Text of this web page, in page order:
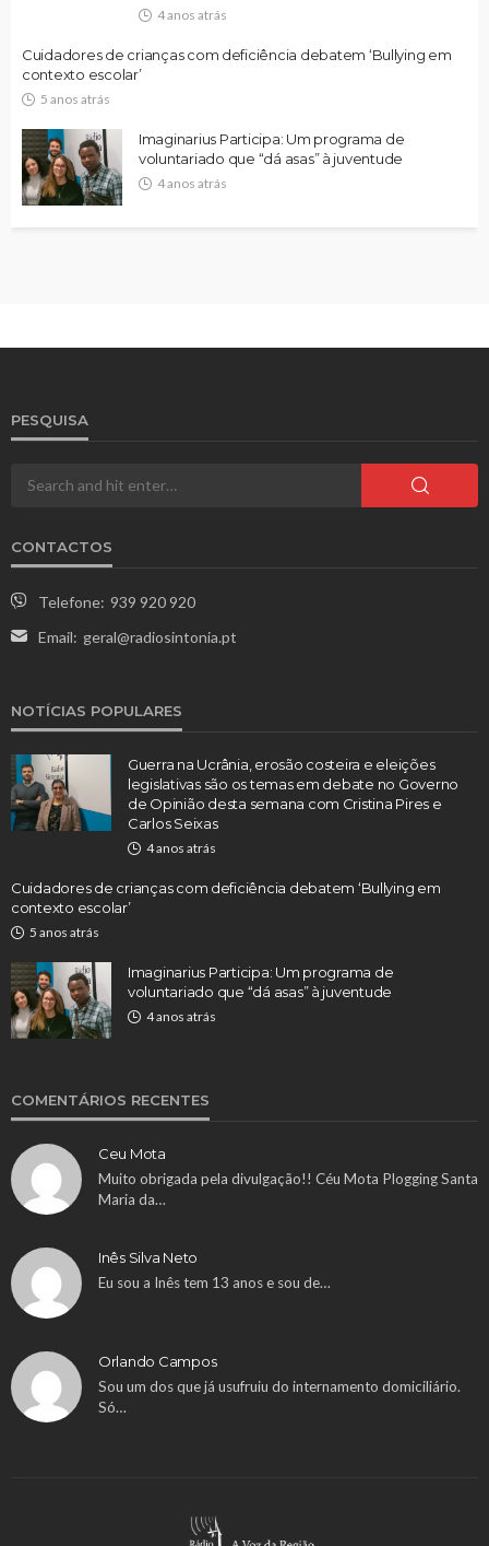
4 anos atrás
Cuidadores de crianças com deficiência debatem ‘Bullying em
contexto escolar’
5 anos atrás
Imaginarius Participa: Um programa de
voluntariado que “dá asas” à juventude
4 anos atrás
PESQUISA
CONTACTOS
Telefone: 939 920 920
Email: geral@radiosintonia.pt
NOTÍCIAS POPULARES
Guerra na Ucrânia, erosão costeira e eleições
legislativas são os temas em debate no Governo
de Opinião desta semana com Cristina Pires e
Carlos Seixas
4 anos atrás
Cuidadores de crianças com deficiência debatem ‘Bullying em
contexto escolar’
5 anos atrás
Imaginarius Participa: Um programa de
voluntariado que “dá asas” à juventude
4 anos atrás
COMENTÁRIOS RECENTES
Ceu Mota
Muito obrigada pela divulgação!! Céu Mota Plogging Santa
Maria da…
Inês Silva Neto
Eu sou a Inês tem 13 anos e sou de…
Orlando Campos
Sou um dos que já usufruiu do internamento domiciliário.
Só…